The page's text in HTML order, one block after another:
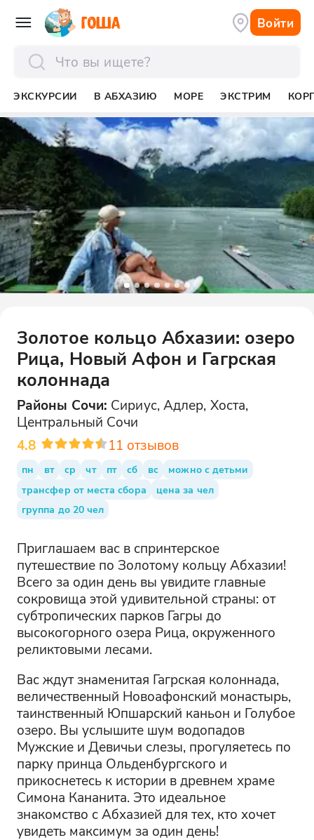
Войти
ЭКСКУРСИИ В АБХАЗИЮ МОРЕ ЭКСТРИМ
Золотое кольцо Абхазии: озеро
Рица, Новый Афон и Гагрская
колоннада
Районы Сочи: Сириус, Адлер, Хоста,
Центральный Сочи
4.8
11 отзывов
пн вт ср чт пт сб вс
можно с детьми
трансфер от места сбора
цена за чел
группа до 20 чел
Приглашаем вас в спринтерское
путешествие по Золотому кольцу Абхазии!
Всего за один день вы увидите главные
сокровища этой удивительной страны: от
субтропических парков Гагры до
высокогорного озера Рица, окруженного
реликтовыми лесами.
Вас ждут знаменитая Гагрская колоннада,
величественный Новоафонский монастырь,
таинственный Юпшарский каньон и Голубое
озеро. Вы услышите шум водопадов
Мужские и Девичьи слезы, прогуляетесь по
парку принца Ольденбургского и
прикоснетесь к истории в древнем храме
Симона Кананита. Это идеальное
знакомство с Абхазией для тех, кто хочет
увидеть максимум за один день!